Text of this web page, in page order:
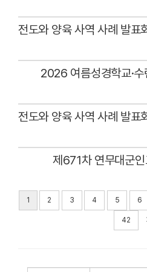
2026 여름성경학교·수
제671차 연무대군
1 2 3 4 5 6
42